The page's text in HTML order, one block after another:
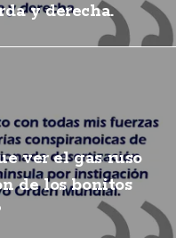
y derecha.
ver el gas ruso
de los bonitos